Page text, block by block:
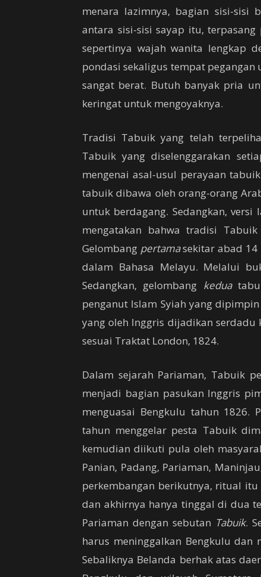
menara lazimnya, bagian sisi-sisi
antara sisi-sisi sayap itu,
sepertinya wajah wanita lengkap
pondasi sekaligus tempat
sangat berat. Butuh banyak pria
keringat untuk mengoyaknya.
Tradisi Tabuik yang telah
Tabuik yang diselenggarakan
mengenai asal-usul perayaan
tabuik dibawa oleh orang-orang
untuk berdagang. Sedangkan,
mengatakan bahwa tradisi
Gelombang pertamasekitar abad 14
dalam Bahasa Melayu. Melalui
Sedangkan, gelombang kedua
penganut Islam Syiah yang
yang oleh Inggris dijadikan
sesuai Traktat London, 1824.
Dalam sejarah Pariaman, Tabuik
menjadi bagian pasukan Inggris
menguasai Bengkulu tahun 1826.
tahun menggelar pesta Tabuik
kemudian diikuti pula oleh
Panian, Padang, Pariaman,
perkembangan berikutnya, ritual
dan akhirnya hanya tinggal di dua
Pariaman dengan sebutan Tabuik.
harus meninggalkan Bengkulu dan
Sebaliknya Belanda berhak atas